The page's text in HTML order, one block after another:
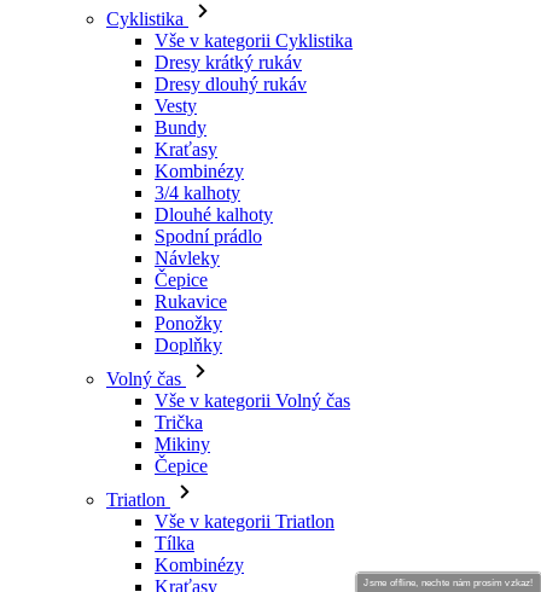
Cyklistika
Vše v kategorii Cyklistika
Dresy krátký rukáv
Dresy dlouhý rukáv
Vesty
Bundy
Kraťasy
Kombinézy
3/4 kalhoty
Dlouhé kalhoty
Spodní prádlo
Návleky
Čepice
Rukavice
Ponožky
Doplňky
Volný čas
Vše v kategorii Volný čas
Trička
Mikiny
Čepice
Triatlon
Vše v kategorii Triatlon
Tílka
Kombinézy
Kraťasy
Jsme offline, nechte nám prosím vzkaz!